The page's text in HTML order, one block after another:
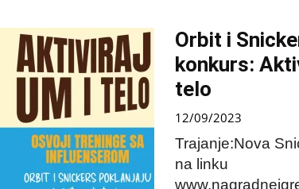
Orbit i
konkurs:
telo
12/09/2023
Trajanje:Nova
na linku